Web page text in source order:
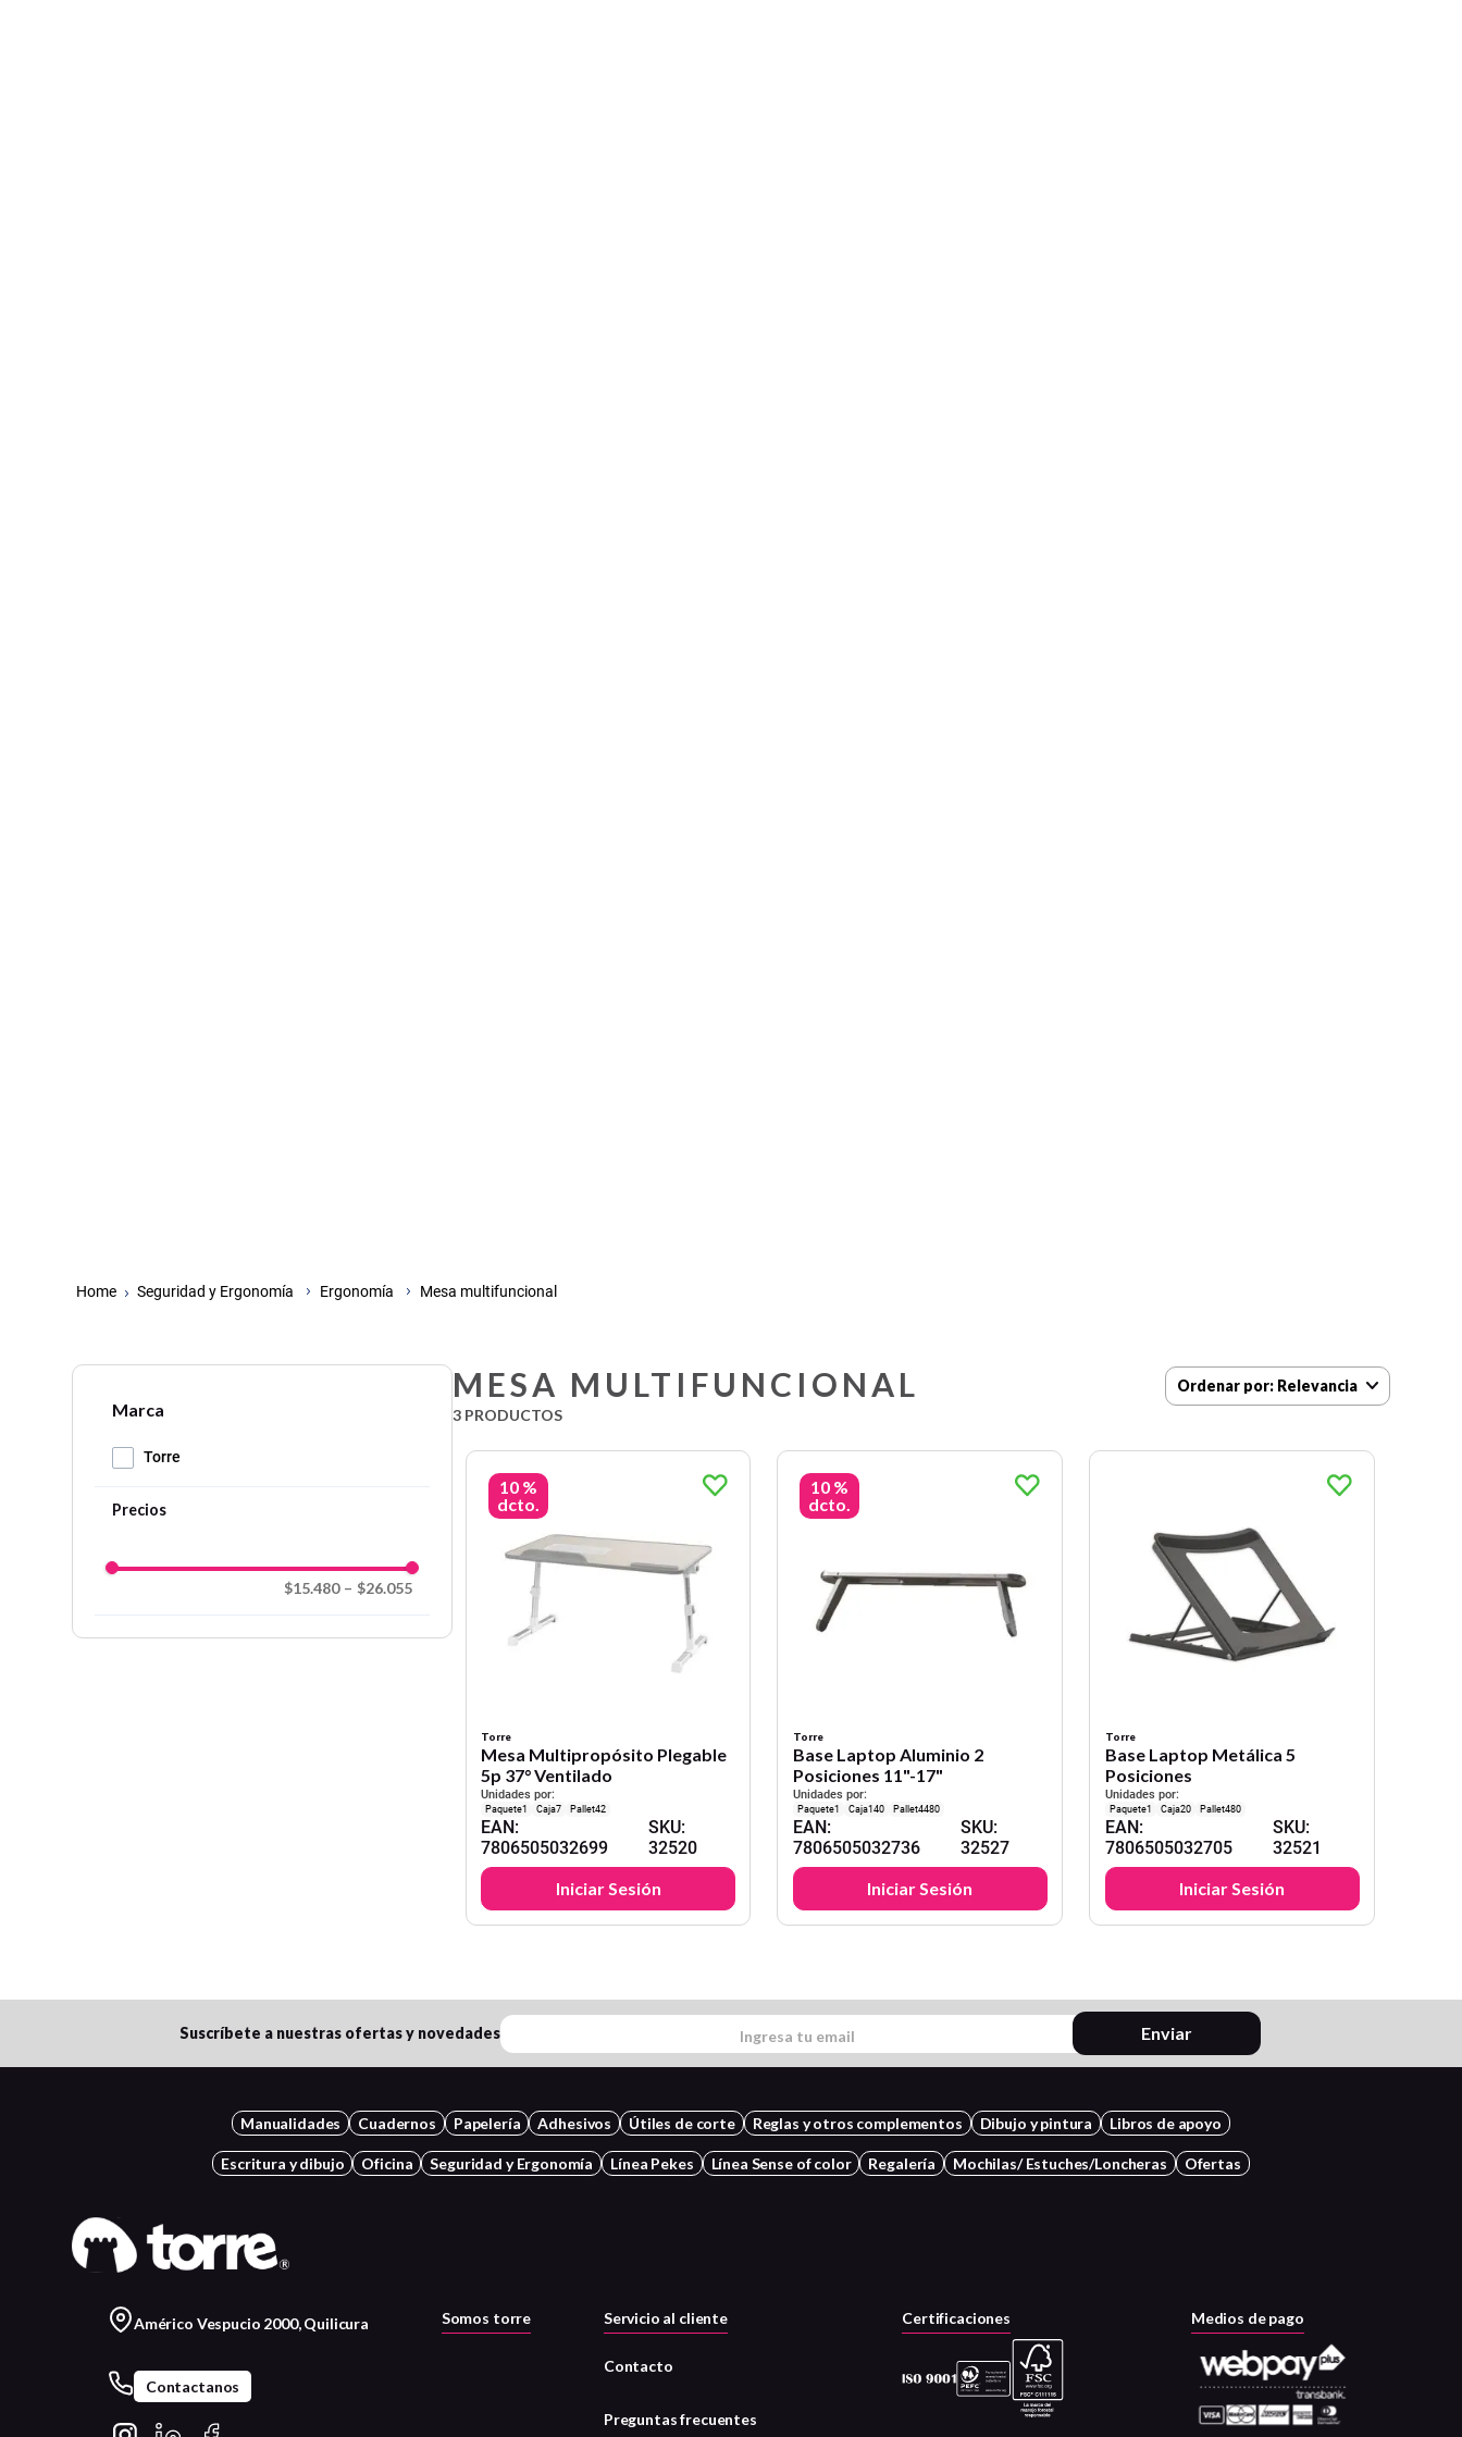
Seguridad y Ergonomía Ergonomía Mesa multifuncional
Marca
Torre
$15.480 – $26.055
MESA MULTIFUNCIONAL Ordenar por Relevancia
3 PRODUCTOS
10 %
dcto.
Torre
Mesa Multipropósito Plegable
5p 37° Ventilado
Unidades por:
1 7 42
EAN:
7806505032699
SKU:
32520
Iniciar Sesión
10 %
dcto.
Torre
Base Laptop Aluminio 2
Posiciones 11"-17"
Unidades por:
1 140 4480
EAN:
7806505032736
SKU:
32527
Iniciar Sesión
Torre
Base Laptop Metálica 5
Posiciones
Unidades por:
1 20 480
EAN:
7806505032705
SKU:
32521
Iniciar Sesión
Suscríbete a nuestras ofertas y novedades Enviar
Manualidades Cuadernos Papelería Adhesivos Útiles de corte Reglas y otros complementos Dibujo y pintura Libros de apoyo
Escritura y dibujo Oficina Seguridad y Ergonomía Línea Pekes Línea Sense of color Regalería Mochilas/ Estuches/Loncheras Ofertas
Américo Vespucio 2000, Quilicura
Contactanos
Somos torre Servicio al cliente
Contacto
Preguntas frecuentes
Certificaciones Medios de pago